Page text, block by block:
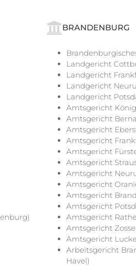
BRANDENBURG
Landgericht
Landgericht
Landgericht
Landgericht
Amtsgericht
Amtsgericht
Amtsgericht
Amtsgericht
Amtsgericht
Amtsgericht
Amtsgericht
Amtsgericht
Amtsgericht
Amtsgericht
Amtsgericht
Amtsgericht
Amtsgericht
Arbeitsgericht
Havel)